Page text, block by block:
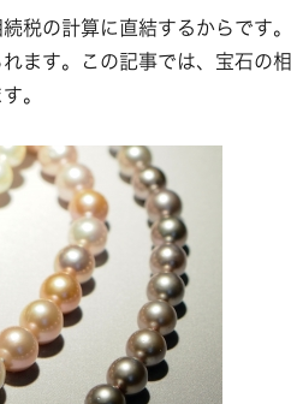
税の計算に直結するからです。
ます。この記事では、宝石の相
。